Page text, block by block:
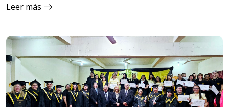
Leer más